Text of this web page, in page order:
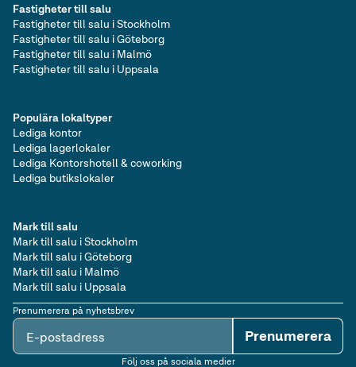
Populära lokaltyper
Lediga kontor
Lediga lagerlokaler
Lediga Kontorshotell & coworking
Lediga butikslokaler
Fastigheter till salu
Fastigheter till salu i Stockholm
Fastigheter till salu i Göteborg
Fastigheter till salu i Malmö
Fastigheter till salu i Uppsala
Mark till salu
Mark till salu i Stockholm
Mark till salu i Göteborg
Mark till salu i Malmö
Mark till salu i Uppsala
Prenumerera på nyhetsbrev
E-postadress Prenumerera
Följ oss på sociala medier